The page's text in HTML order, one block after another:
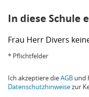
In diese Schule
Frau Herr Divers
* Pflichtfelder
Ich akzeptiere dieAGB und
Datenschutzhinweisezur